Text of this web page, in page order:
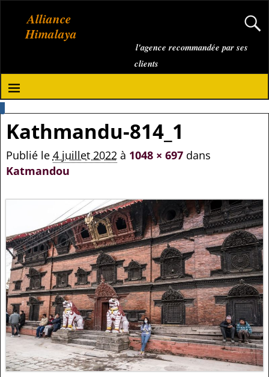
Alliance
Himalaya
l'agence recommandée par ses
clients
Kathmandu-814_1
Publié le 4 juillet 2022à 1048 × 697dans
Katmandou